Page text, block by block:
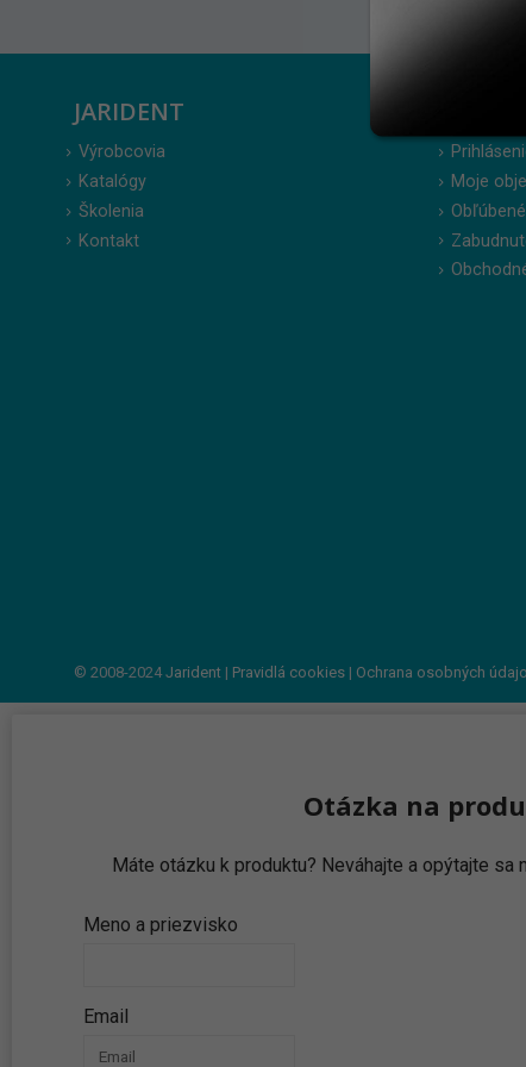
JARIDENT
Výrobcovia
Katalógy
Školenia
Kontakt
Moje
© 2008-2024Jarident | Pravidlá cookies | Ochrana osobných
Otázka na
Máte otázku k produktu? Neváhajte a opýtajte sa
Meno a priezvisko
Email